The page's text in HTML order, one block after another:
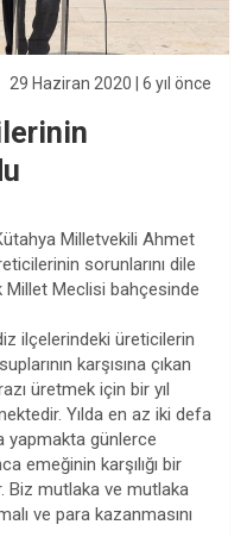
29 Haziran 2020 | 6 yıl önce
Milletvekili Ahmet
sorunlarını dile
Millet Meclisi bahçesinde
ilçelerindeki üreticilerin
karşısına çıkan
üretmek için bir yıl
Yılda en az iki defa
yapmakta günlerce
emeğinin karşılığı bir
Biz mutlaka ve mutlaka
ve para kazanmasını